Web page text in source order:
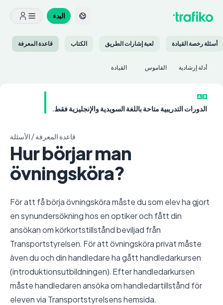
البدء
أسئلة رخصة القيادة لعبة إشارات الطريق الكتاب قاعدة المعرفة
أدلة إرشادية القاموس القيادة
الدورات التدريبية متاحة باللغة السويدية والإنجليزية فقط.
قاعدة المعرفة/ الأسئلة
Hur börjar man
övningsköra?
För att få börja övningsköra måste du som elev ha gjort
en synundersökning hos en optiker och fått din
ansökan om körkortstillstånd beviljad från
Transportstyrelsen. För att övningsköra privat måste
även du och din handledare ha gått handledarkursen
(introduktionsutbildningen). Efter handledarkursen
måste handledaren ansöka om handledartillstånd för
eleven via Transportstyrelsens hemsida.